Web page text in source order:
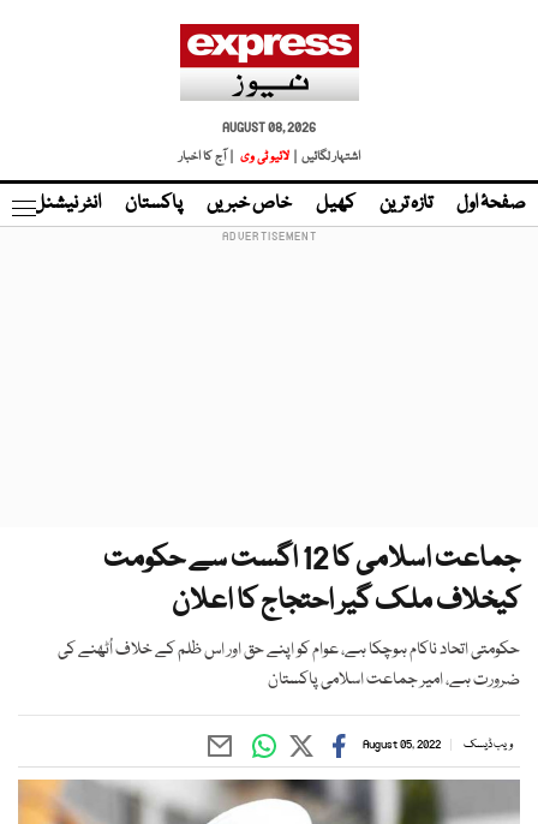
AUGUST 08, 2026
اشتہار لگائیں |
لائیو ٹی وی | آج کا اخبار
صفحۂ اول تازہ ترین کھیل خاص خبریں پاکستان انٹر نیشنل
جماعت اسلامی کا 12 اگست سے حکومت
کیخلاف ملک گیر احتجاج کا اعلان
حکومتی اتحاد ناکام ہوچکا ہے، عوام کو اپنے حق اور اس ظلم کے خلاف اُٹھنے کی
ضرورت ہے، امیر جماعت اسلامی پاکستان
ویب ڈیسک August 05, 2022